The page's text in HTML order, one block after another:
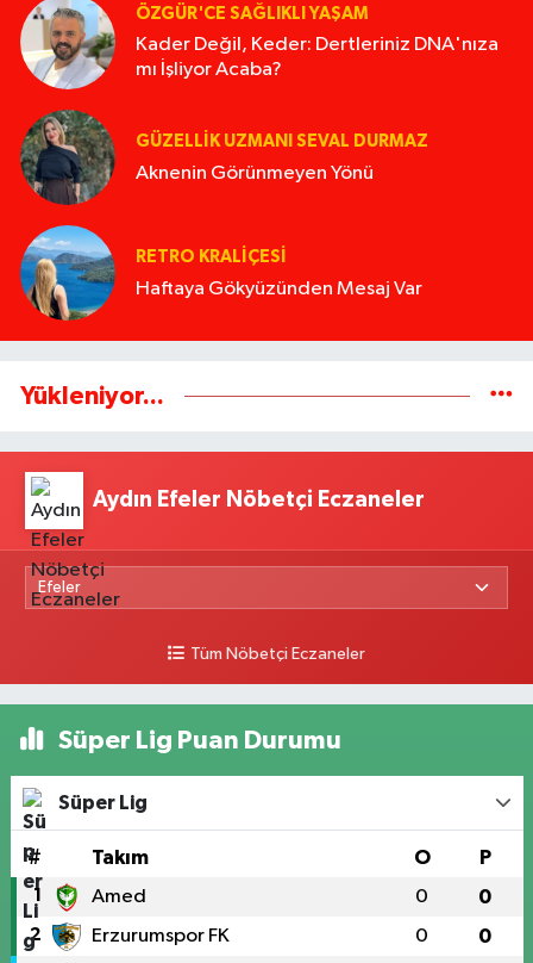
ÖZGÜR'CE SAĞLIKLI YAŞAM
Kader Değil, Keder: Dertleriniz DNA'nıza
mı İşliyor Acaba?
GÜZELLIK UZMANI SEVAL DURMAZ
Aknenin Görünmeyen Yönü
RETRO KRALIÇESI
Haftaya Gökyüzünden Mesaj Var
Yükleniyor...
Aydın Efeler Nöbetçi Eczaneler
Tüm Nöbetçi Eczaneler
Süper Lig Puan Durumu
Süper Lig
# Takım O P
1 Amed 0 0
2 Erzurumspor FK 0 0